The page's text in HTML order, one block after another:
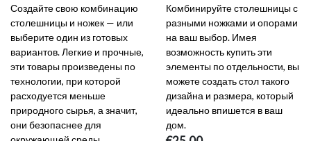
Создайте свою комбинацию
столешницы и ножек — или
выберите один из готовых
вариантов. Легкие и прочные,
эти товары произведены по
технологии, при которой
расходуется меньше
природного сырья, а значит,
они безопаснее для
Комбинируйте столешницы с
разными ножками и опорами
на ваш выбор. Имея
возможность купить эти
элементы по отдельности, вы
можете создать стол такого
дизайна и размера, который
идеально впишется в ваш
дом.